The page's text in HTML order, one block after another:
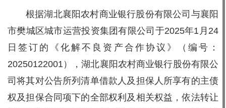
根据湖北襄阳农村商业银行股份有限公司与襄阳
市樊城区城市运营投资集团有限公司于2025年1月24
日签订的《化解不良资产合作协议》（编号：
20250122001），湖北襄阳农村商业银行股份有限公
司将其对公告所列清单借款人及担保人所享有的主债
权及担保合同项下的全部权利及相关权益，依法转让